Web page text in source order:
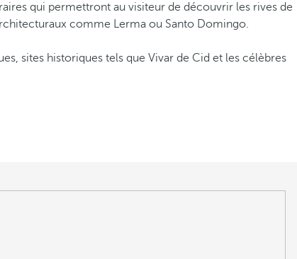
qui permettront au visiteur de découvrir les rives de
comme Lerma ou Santo Domingo.
sites historiques tels que Vivar de Cid et les célèbres